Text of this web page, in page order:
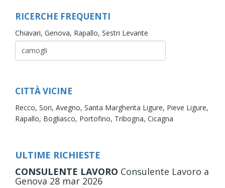
RICERCHE FREQUENTI
Chiavari, Genova, Rapallo, Sestri Levante
CITTÀ VICINE
Recco, Sori, Avegno, Santa Margherita Ligure, Pieve Ligure,
Rapallo, Bogliasco, Portofino, Tribogna, Cicagna
ULTIME RICHIESTE
CONSULENTE LAVORO Consulente Lavoro a
Genova 28 mar 2026